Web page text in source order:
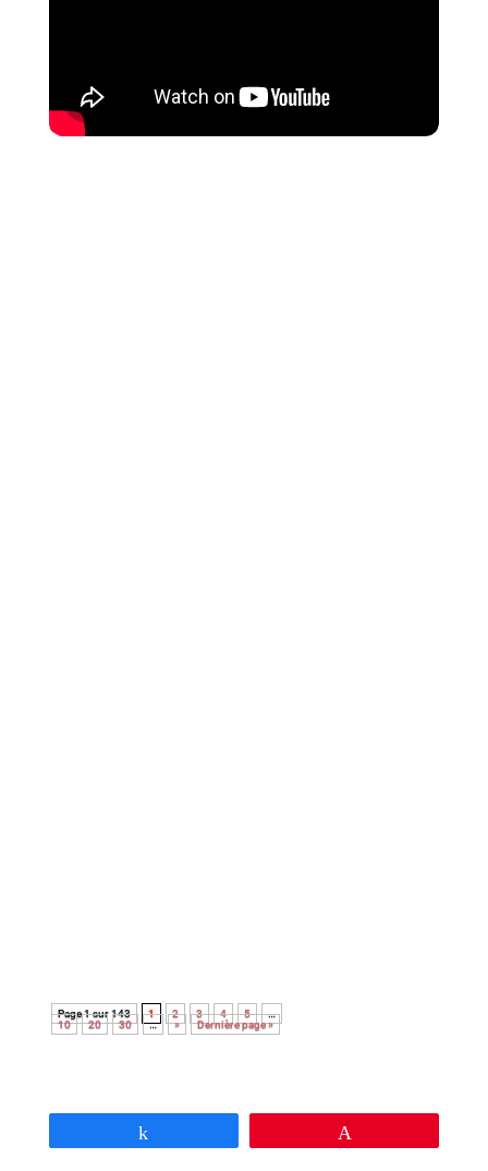
Page 1 sur 143 1 2 3 4 5
…
10
20 30 … » Dernière page »